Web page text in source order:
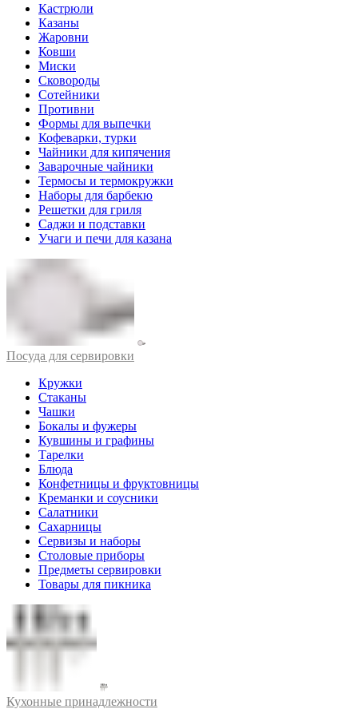
Кастрюли
Казаны
Жаровни
Ковши
Миски
Сковороды
Сотейники
Противни
Формы для выпечки
Кофеварки, турки
Чайники для кипячения
Заварочные чайники
Термосы и термокружки
Наборы для барбекю
Решетки для гриля
Саджи и подставки
Учаги и печи для казана
Посуда для сервировки
Кружки
Стаканы
Чашки
Бокалы и фужеры
Кувшины и графины
Тарелки
Блюда
Конфетницы и фруктовницы
Креманки и соусники
Салатники
Сахарницы
Сервизы и наборы
Столовые приборы
Предметы сервировки
Товары для пикника
Кухонные принадлежности